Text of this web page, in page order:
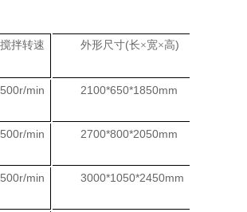
搅拌转速 外形尺寸(长×宽×高)
500r/min 2100*650*1850mm
500r/min 2700*800*2050mm
500r/min 3000*1050*2450mm